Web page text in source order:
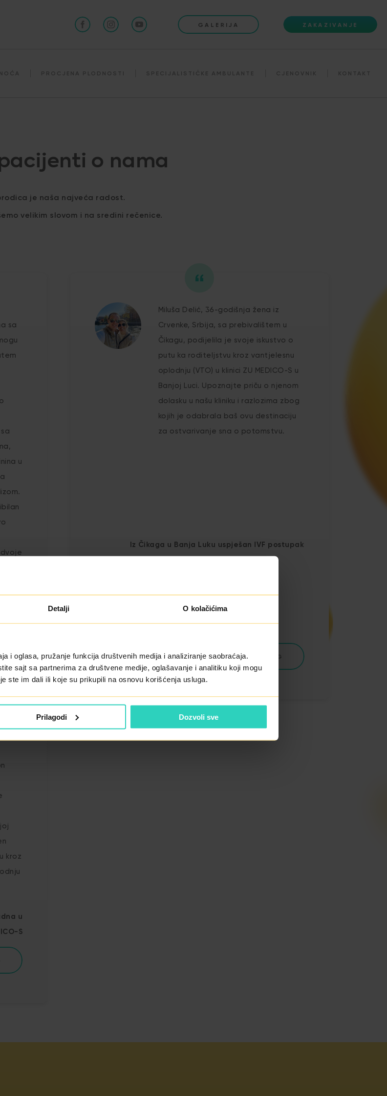
Detalji O kolačićima
i oglasa, pružanje funkcija društvenih medija i analiziranje saobraćaja.
sajt sa partnerima za društvene medije, oglašavanje i analitiku koji mogu
ste im dali ili koje su prikupili na osnovu korišćenja usluga.
Prilagodi Dozvoli sve
GALERIJA ZAKAZIVANJE
PROCJENA PLODNOSTI SPECIJALISTIČKE AMBULANTE CJENOVNIK KONTAKT
o nama
je naša najveća radost.
velikim slovom i na sredini rečenice.
sa
u
Miluša Delić, 36-godišnja žena iz
Crvenke, Srbija, sa prebivalištem u
Čikagu, podijelila je svoje iskustvo o
putu ka roditeljstvu kroz vantjelesnu
oplodnju (VTO) u klinici ZU MEDICO-S u
Banjoj Luci. Upoznajte priču o njenom
dolasku u našu kliniku i razlozima zbog
kojih je odabrala baš ovu destinaciju
za ostvarivanje sna o potomstvu.
Iz Čikaga u Banja Luku uspješan IVF postupak
BLOG
kroz
u
S